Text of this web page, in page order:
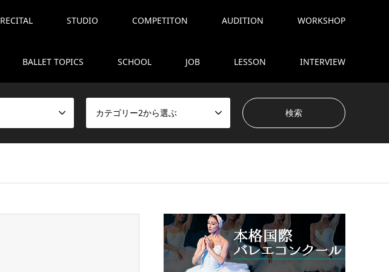
RECITAL STUDIO COMPETITON AUDITION WORKSHOP
BALLET TOPICS SCHOOL JOB LESSON INTERVIEW
カテゴリー2から選ぶ